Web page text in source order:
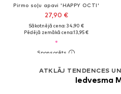
Pirmo soļu apavi 'HAPPY OCTI'
27,90 €
Sākotnējā cena: 34,90 €
Pēdējā zemākā cena:13,95 €
ATKLĀJ TENDENCES
Iedvesma